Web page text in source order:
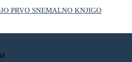
PRVO SNEMALNO KNJIGO